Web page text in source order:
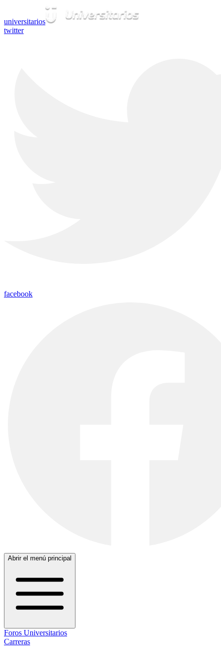
universitarios
twitter
facebook
Abrir el menú principal
Foros Universitarios
Carreras